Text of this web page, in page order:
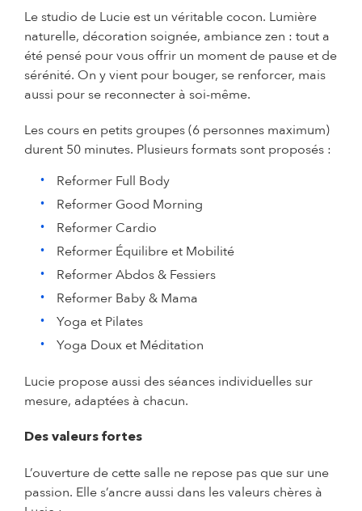
Le studio de Lucie est un véritable cocon. Lumière
naturelle, décoration soignée, ambiance zen : tout a
été pensé pour vous offrir un moment de pause et de
sérénité. On y vient pour bouger, se renforcer, mais
aussi pour se reconnecter à soi-même.
Les cours en petits groupes (6 personnes maximum)
durent 50 minutes. Plusieurs formats sont proposés :
Reformer Full Body
Reformer Good Morning
Reformer Cardio
Reformer Équilibre et Mobilité
Reformer Abdos & Fessiers
Reformer Baby & Mama
Yoga et Pilates
Yoga Doux et Méditation
Lucie propose aussi des séances individuelles sur
mesure, adaptées à chacun.
Des valeurs fortes
L’ouverture de cette salle ne repose pas que sur une
passion. Elle s’ancre aussi dans les valeurs chères à